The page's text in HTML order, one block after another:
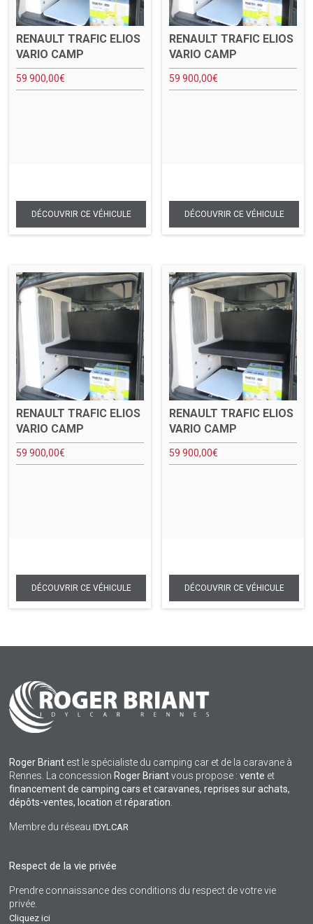
RENAULT TRAFIC ELIOS
VARIO CAMP
59 900,00€
RENAULT TRAFIC ELIOS
VARIO CAMP
59 900,00€
RENAULT TRAFIC ELIOS
VARIO CAMP
59 900,00€
RENAULT TRAFIC ELIOS
VARIO CAMP
59 900,00€
Roger Briant est le spécialiste du camping car et de la caravane à
Rennes. La concessionRoger Briantvous propose : vente et
financement de camping cars et caravanes, reprises sur achats,
dépôts-ventes, location etréparation
Membre du réseauIDYLCAR
Respect de la vie privée
Prendre connaissance des conditions du respect de votre vie
privée.
Cliquez ici